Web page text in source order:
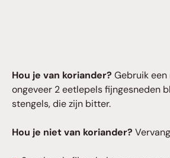
Hou je van koriander? Gebruik
ongeveer 2 eetlepels fijngesneden
stengels, die zijn bitter.
Hou je niet van koriander?